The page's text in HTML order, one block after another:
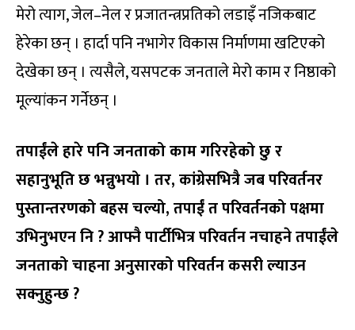
मेरो त्याग, जेल–नेल र प्रजातन्त्रप्रतिको लडाइँ नजिकबाट
हेरेका छन् । हार्दा पनि नभागेर विकास निर्माणमा खटिएको
देखेका छन् । त्यसैले, यसपटक जनताले मेरो काम र निष्ठाको
मूल्यांकन गर्नेछन् ।
तपाईंले हारे पनि जनताको काम गरिरहेको छु र
सहानुभूति छ भन्नुभयो । तर, कांग्रेसभित्रै जब परिवर्तनर
पुस्तान्तरणको बहस चल्यो, तपाईं त परिवर्तनको पक्षमा
उभिनुभएन नि ? आफ्नै पार्टीभित्र परिवर्तन नचाहने तपाईंले
जनताको चाहना अनुसारको परिवर्तन कसरी ल्याउन
सक्नुहुन्छ ?